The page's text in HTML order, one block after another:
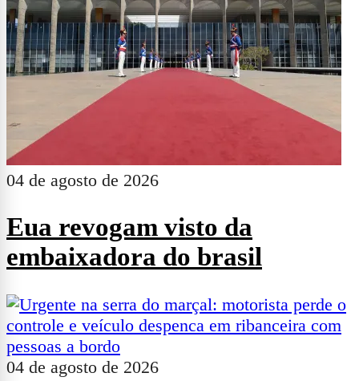
04 de agosto de 2026
Eua revogam visto da
embaixadora do brasil
04 de agosto de 2026